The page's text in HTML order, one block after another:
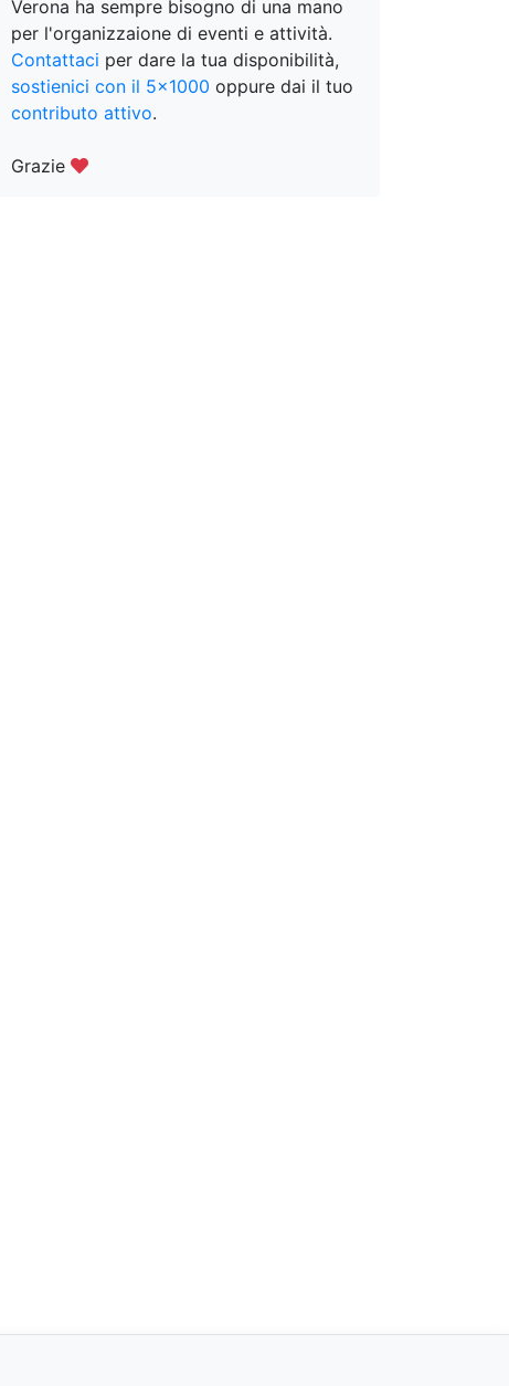
Verona ha sempre bisogno di una mano
per l'organizzaione di eventi e attività.
Contattaci per dare la tua disponibilità,
sostienici con il 5x1000 oppure dai il tuo
contributo attivo.
Grazie